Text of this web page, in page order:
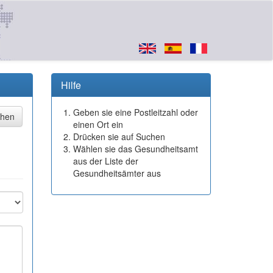
Hilfe
Geben sie eine Postleitzahl oder
einen Ort ein
Drücken sie auf Suchen
Wählen sie das Gesundheitsamt
aus der Liste der
Gesundheitsämter aus